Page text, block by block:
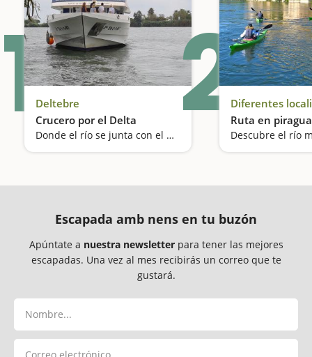
1 Deltebre
Crucero por el Delta
Donde el río se junta con el mar 2Diferentes
Ruta en
Descubre el río
Escapada amb nens en tu buzón
Apúntate a nuestra newsletterpara tener las mejores
escapadas. Una vez al mes recibirás un correo que te
gustará.